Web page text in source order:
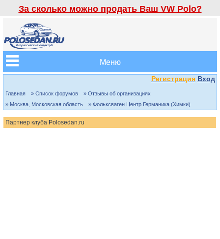
За сколько можно продать Ваш VW Polo?
Меню
Регистрация Вход
Главная » Список форумов
» Отзывы об организациях
» Москва, Московская область
» Фольксваген Центр Германика (Химки)
Партнер клуба Polosedan.ru